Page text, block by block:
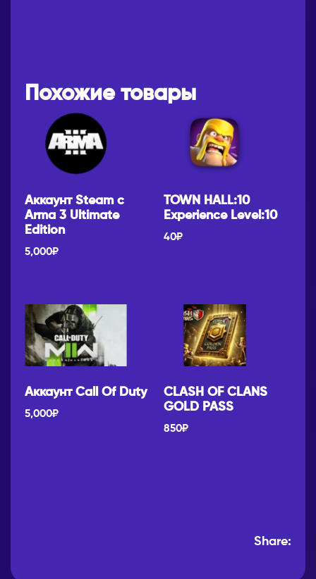
Похожие товары
Аккаунт Steam c
Arma 3 Ultimate
Edition
5,000₽
TOWN HALL:10
Experience Level:10
40₽
Аккаунт Call Of Duty
5,000₽
CLASH OF CLANS
GOLD PASS
850₽
Share: